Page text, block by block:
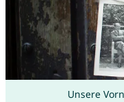
Unsere